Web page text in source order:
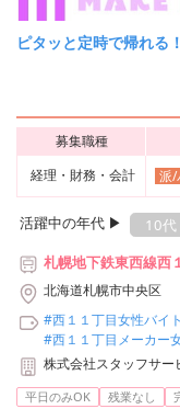
ピタッと定時で帰れる
募集職種
経理・財務・会計
派/
活躍中の年代 ▶︎ 10代
札幌地下鉄東西線西
北海道札幌市中央区
#西１１丁目女性バイ
#西１１丁目メーカー
株式会社スタッフサー
平日のみOK 残業なし